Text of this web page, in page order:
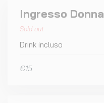
Ingresso Donna
Sold out
Drink incluso
€15